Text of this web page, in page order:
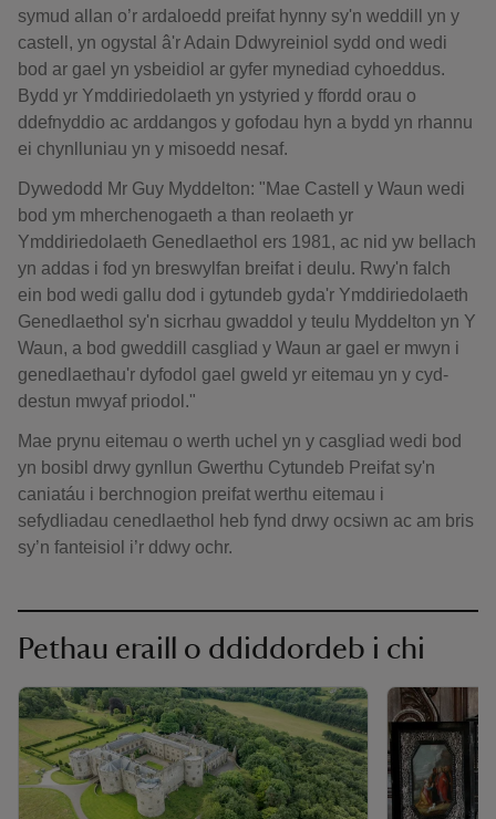
symud allan o’r ardaloedd preifat hynny sy'n weddill yn y
castell, yn ogystal â'r Adain Ddwyreiniol sydd ond wedi
bod ar gael yn ysbeidiol ar gyfer mynediad cyhoeddus.
Bydd yr Ymddiriedolaeth yn ystyried y ffordd orau o
ddefnyddio ac arddangos y gofodau hyn a bydd yn rhannu
ei chynlluniau yn y misoedd nesaf.
Dywedodd Mr Guy Myddelton: "Mae Castell y Waun wedi
bod ym mherchenogaeth a than reolaeth yr
Ymddiriedolaeth Genedlaethol ers 1981, ac nid yw bellach
yn addas i fod yn breswylfan breifat i deulu. Rwy'n falch
ein bod wedi gallu dod i gytundeb gyda'r Ymddiriedolaeth
Genedlaethol sy'n sicrhau gwaddol y teulu Myddelton yn Y
Waun, a bod gweddill casgliad y Waun ar gael er mwyn i
genedlaethau'r dyfodol gael gweld yr eitemau yn y cyd-
destun mwyaf priodol."
Mae prynu eitemau o werth uchel yn y casgliad wedi bod
yn bosibl drwy gynllun Gwerthu Cytundeb Preifat sy'n
caniatáu i berchnogion preifat werthu eitemau i
sefydliadau cenedlaethol heb fynd drwy ocsiwn ac am bris
sy’n fanteisiol i’r ddwy ochr.
Pethau eraill o ddiddordeb i chi